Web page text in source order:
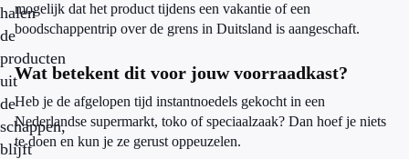
halen
de
producten
uit
de
schappen,
blijft
mogelijk dat het product tijdens een vakantie of een
boodschappentrip over de grens in Duitsland is aangeschaft.
Wat betekent dit voor jouw voorraadkast?
Heb je de afgelopen tijd instantnoedels gekocht in een
Nederlandse supermarkt, toko of speciaalzaak? Dan hoef je niets
te doen en kun je ze gerust oppeuzelen.